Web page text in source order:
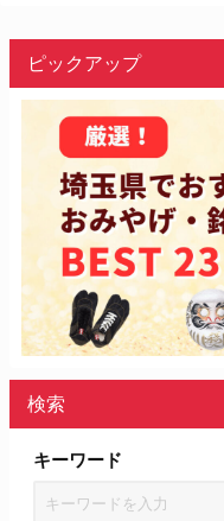
ピックアップ
検索
キーワード